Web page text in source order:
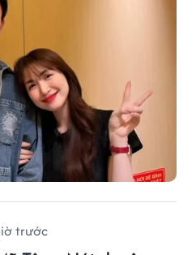
trước